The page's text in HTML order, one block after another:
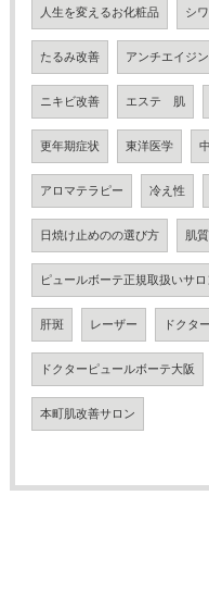
人生を変えるお化粧品 シ
たるみ改善 アンチエイジ
ニキビ改善 エステ 肌
更年期症状 東洋医学
アロマテラピー 冷え性
日焼け止めのの選び方 肌
ピュールボーテ正規取扱いサロ
肝斑 レーザー ドクタ
ドクターピュールボーテ大阪
本町肌改善サロン